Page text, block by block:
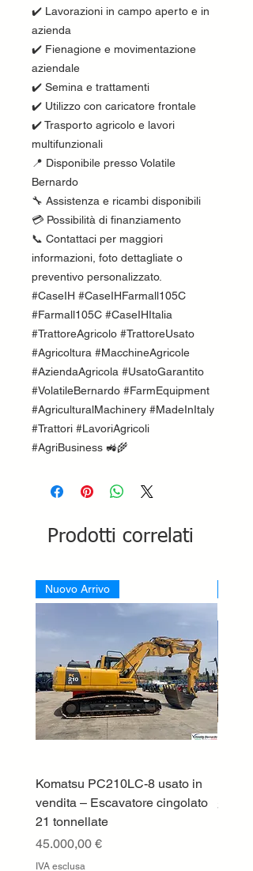
✔️ Lavorazioni in campo aperto e in
azienda
✔️ Fienagione e movimentazione
aziendale
✔️ Semina e trattamenti
✔️ Utilizzo con caricatore frontale
✔️ Trasporto agricolo e lavori
multifunzionali
📍 Disponibile presso Volatile
Bernardo
🔧 Assistenza e ricambi disponibili
💳 Possibilità di finanziamento
📞 Contattaci per maggiori
informazioni, foto dettagliate o
preventivo personalizzato.
#CaseIH #CaseIHFarmall105C
#Farmall105C #CaseIHItalia
#TrattoreAgricolo #TrattoreUsato
#Agricoltura #MacchineAgricole
#AziendaAgricola #UsatoGarantito
#VolatileBernardo #FarmEquipment
#AgriculturalMachinery #MadeInItaly
#Trattori #LavoriAgricoli
#AgriBusiness 🚜🌾
Prodotti correlati
Nuovo Arrivo
Komatsu PC210LC-8 usato in
vendita – Escavatore cingolato
21 tonnellate
Prezzo
45.000,00 €
IVA esclusa
Prezzo